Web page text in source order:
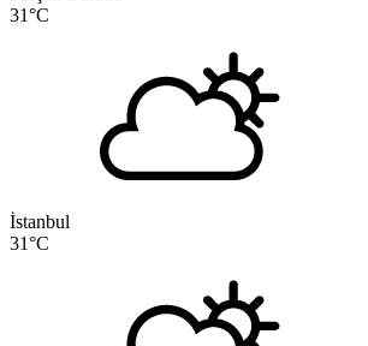
31°C
İstanbul
31°C